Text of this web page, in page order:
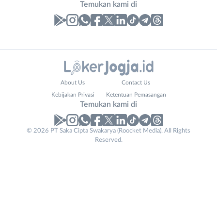
Temukan kami di
No. Telp /
About Us Contact Us
Kebijakan Privasi Ketentuan Pemasangan
Temukan kami di
© 2026 PT Saka Cipta Swakarya (Roocket Media). All Rights
Reserved.